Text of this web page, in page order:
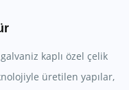
kaplı özel çelik
üretilen yapılar,